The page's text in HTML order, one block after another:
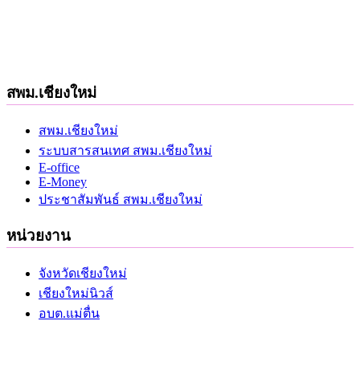
สพม.เชียงใหม่
สพม.เชียงใหม่
ระบบสารสนเทศ สพม.เชียงใหม่
E-office
E-Money
ประชาสัมพันธ์ สพม.เชียงใหม่
หน่วยงาน
จังหวัดเชียงใหม่
เชียงใหม่นิวส์
อบต.แม่ตื่น